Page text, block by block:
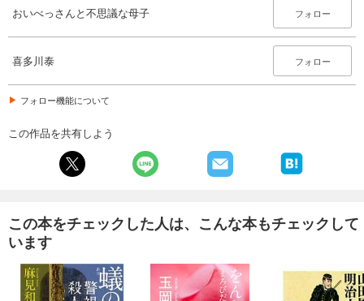
おいべっさんと不思議な母子 フォロー
喜多川泰 フォロー
フォロー機能について
この作品を共有しよう
この本をチェックした人は、こんな本もチェックして
います